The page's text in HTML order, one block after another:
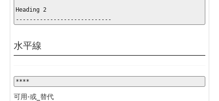
Heading 2
----------------------------
水平線
****
可用-或_替代